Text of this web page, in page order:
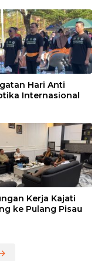
Hari Anti
Internasional
Kerja Kajati
ke Pulang Pisau